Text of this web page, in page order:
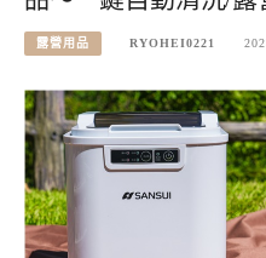
露營用品 RYOHEI0221